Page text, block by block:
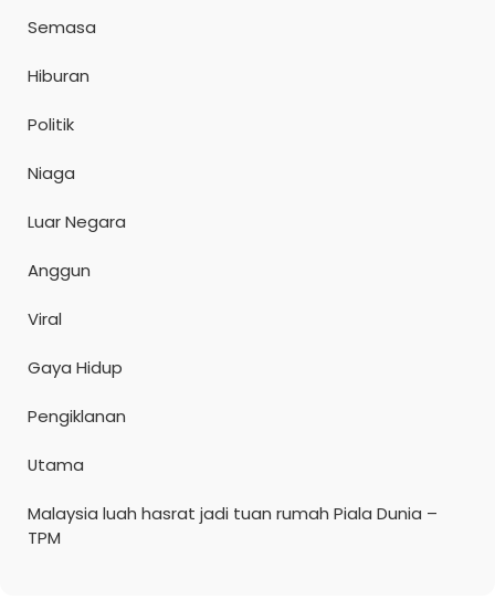
Semasa
Hiburan
Politik
Niaga
Luar Negara
Anggun
Viral
Gaya Hidup
Pengiklanan
Utama
Malaysia luah hasrat jadi tuan rumah Piala Dunia –
TPM